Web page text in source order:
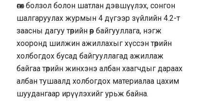
өгөх болзол болон шатлан дэвшүүлэх, сонгон
шалгаруулах журмын 4 дүгээр зүйлийн 4.2-т
заасны дагуу төрийн өөр байгууллага, нэгж
хооронд шилжин ажиллахыг хүссэн төрийн
холбогдох бусад байгууллагад ажиллаж
байгаа төрийн жинхэнэ албан хаагчдыг дараах
албан тушаалд холбогдох материалаа цахим
шуудангаар ирүүлэхийг урьж байна.